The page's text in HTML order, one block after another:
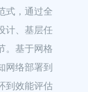
式，通过全
计、基层任
。基于网格
网络部署到
到效能评估